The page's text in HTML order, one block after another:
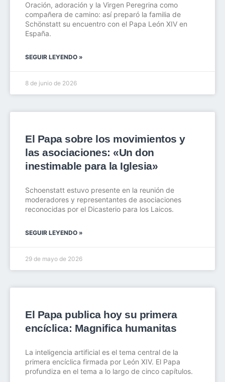
Oración, adoración y la Virgen Peregrina como
compañera de camino: así preparó la familia de
Schönstatt su encuentro con el Papa León XIV en
España.
SEGUIR LEYENDO »
8 de junio de 2026
El Papa sobre los movimientos y
las asociaciones: «Un don
inestimable para la Iglesia»
Schoenstatt estuvo presente en la reunión de
moderadores y representantes de asociaciones
reconocidas por el Dicasterio para los Laicos.
SEGUIR LEYENDO »
29 de mayo de 2026
El Papa publica hoy su primera
encíclica: Magnifica humanitas
La inteligencia artificial es el tema central de la
primera encíclica firmada por León XIV. El Papa
profundiza en el tema a lo largo de cinco capítulos.